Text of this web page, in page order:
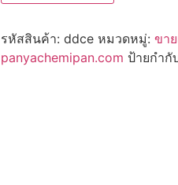
รหัสสินค้า: ddce หมวดหมู่: ขา
panyachemipan.com ป้ายกำกั